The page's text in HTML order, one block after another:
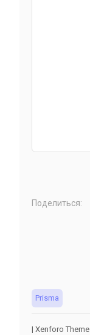
Поделиться:
Prisma
| Xenforo Theme